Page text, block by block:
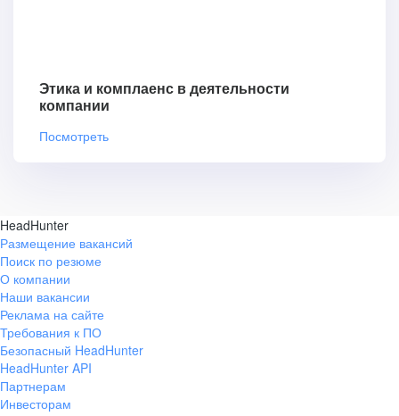
Этика и комплаенс в деятельности
компании
Посмотреть
HeadHunter
Размещение вакансий
Поиск по резюме
О компании
Наши вакансии
Реклама на сайте
Требования к ПО
Безопасный HeadHunter
HeadHunter API
Партнерам
Инвесторам